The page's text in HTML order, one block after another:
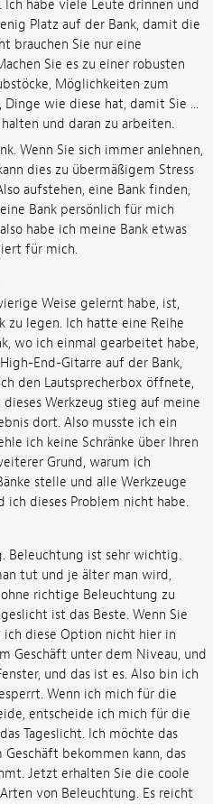
habe viele Leute drinnen und
Platz auf der Bank, damit die
brauchen Sie nur eine
Sie es zu einer robusten
Möglichkeiten zum
wie diese hat, damit Sie ...
und daran zu arbeiten.
Wenn Sie sich immer anlehnen,
dies zu übermäßigem Stress
aufstehen, eine Bank finden,
Bank persönlich für mich
habe ich meine Bank etwas
für mich.
Weise gelernt habe, ist,
zu legen. Ich hatte eine Reihe
wo ich einmal gearbeitet habe,
End-Gitarre auf der Bank,
den Lautsprecherbox öffnete,
Werkzeug stieg auf meine
dort. Also musste ich ein
ich keine Schränke über Ihren
Grund, warum ich
stelle und alle Werkzeuge
ich dieses Problem nicht habe.
Beleuchtung ist sehr wichtig.
tut und je älter man wird,
richtige Beleuchtung zu
ist das Beste. Wenn Sie
diese Option nicht hier in
Geschäft unter dem Niveau, und
und das ist es. Also bin ich
Wenn ich mich für die
entscheide ich mich für die
Tageslicht. Ich möchte das
bekommen kann, das
Jetzt erhalten Sie die coole
von Beleuchtung. Es reicht